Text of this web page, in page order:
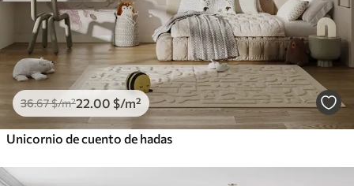
36.67$/m²22 .00 $/m²
Unicornio de cuento de hadas